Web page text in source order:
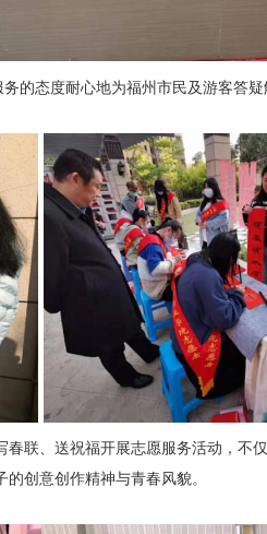
的态度耐心地为福州市民及游客答
联、送祝福开展志愿服务活动，不
创意创作精神与青春风貌。